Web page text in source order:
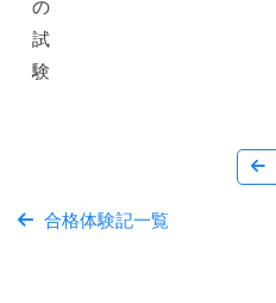
の
試
験
合格体験記一覧